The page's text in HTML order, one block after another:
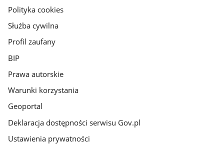
gov.pl
Polityka cookies
Służba cywilna
Profil zaufany
BIP
Prawa autorskie
Warunki korzystania
Geoportal
Deklaracja dostępności serwisu Gov.pl
Ustawienia prywatności